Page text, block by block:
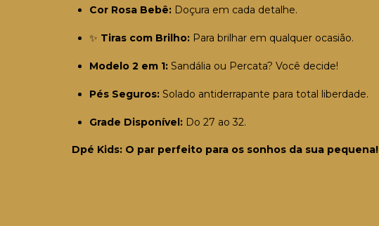
Cor Rosa Bebê: Doçura em cada detalhe.
✨ Tiras com Brilho: Para brilhar em qualquer ocasião.
Modelo 2 em 1: Sandália ou Percata? Você decide!
Pés Seguros: Solado antiderrapante para total liberdade.
Grade Disponível: Do 27 ao 32.
Dpé Kids: O par perfeito para os sonhos da sua pequena!